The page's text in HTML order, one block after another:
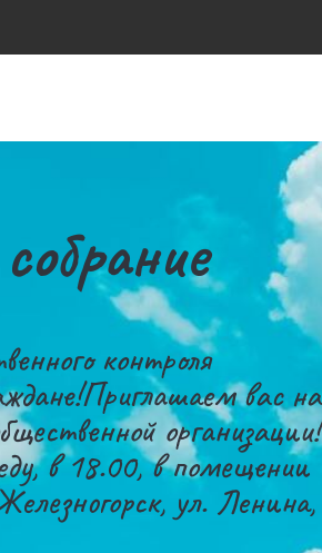
контроля
вас на
организации!
в 18.00, в помещении
ул. Ленина,